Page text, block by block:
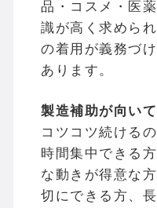
品・コスメ・医
識が高く求めら
の着用が義務づ
あります。
製造補助が向い
コツコツ続ける
時間集中できる
な動きが得意な
切にできる方、